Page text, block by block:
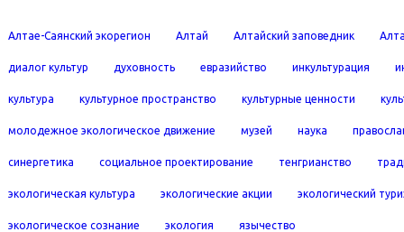
Алтае-Саянский экорегион Алтай Алтайский заповедник
диалог культур духовность евразийство инкультурация
культура культурное пространство культурные ценности
молодежное экологическое движение музей наука
синергетика социальное проектирование тенгрианство
экологическая культура экологические акции экологический
экологическое сознание экология язычество